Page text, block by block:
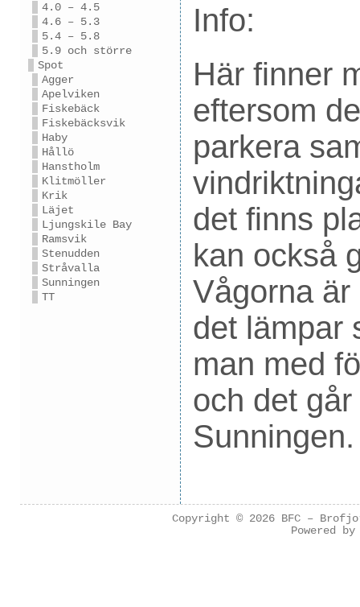
4.0 – 4.5
4.6 – 5.3
5.4 – 5.8
5.9 och större
Spot
Agger
Apelviken
Fiskebäck
Fiskebäcksvik
Haby
Hållö
Hanstholm
Klitmöller
Krik
Läjet
Ljungskile Bay
Ramsvik
Stenudden
Stråvalla
Sunningen
TT
Info:
Här finner
eftersom
parkera
det finns
kan också
Vågorna
det lämpar
man med
och det
Sunningen.
Copyright © 2026 BFC –
Powered